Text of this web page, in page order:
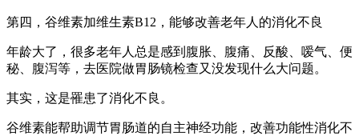
第四，谷维素加维生素B12，能够改善老年人的消化不良
年龄大了，很多老年人总是感到腹胀、腹痛、反酸、嗳气、便
秘、腹泻等，去医院做胃肠镜检查又没发现什么大问题。
其实，这是罹患了消化不良。
谷维素能帮助调节胃肠道的自主神经功能，改善功能性消化不